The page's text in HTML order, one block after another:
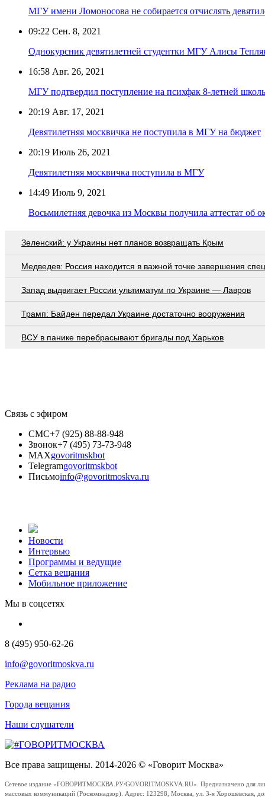
МГУ имени Ломоносова не собирается отчислять
09:22 Сен. 8, 2021
Однокурсник девятилетней студентки МГУ Алисы
16:58 Авг. 26, 2021
МГУ подтвердил поступление на психфак 8-летней
20:19 Авг. 17, 2021
Девятилетняя москвичка не поступила в МГУ на бюджет
20:19 Июль 26, 2021
Девятилетняя москвичка поступила в МГУ
14:49 Июль 9, 2021
Восьмилетняя девочка из Москвы получила аттестат об
Зеленский: у Украины нет планов возвращать Крым
Медведев: Россия находится в важной точке завершения
Запад выдвигает России ультиматум по Украине — Лавров
Трамп: Байден передал Украине достаточно вооружения
ВСУ в панике перебрасывают бригады под Харьков
Связь с эфиром
СМС+7 (925) 88-88-948
Звонок+7 (495) 73-73-948
MAXgovoritmskbot
Telegramgovoritmskbot
Письмоinfo@govoritmoskva.ru
Новости
Интервью
Программы и ведущие
Сетка вещания
Мобильное приложение
Мы в соцсетях
8 (495) 950-62-26
info@govoritmoskva.ru
Реклама на радио
Города вещания
Наши слушатели
Все права защищены. 2014-2026 © «Говорит Москва»
Сетевое издание «ГОВОРИТМОСКВА.РУ/GOVORITMOSKVA.RU». Предназначено для
массовых коммуникаций (Роскомнадзор). Адрес: 123298, Москва, ул. 3-я